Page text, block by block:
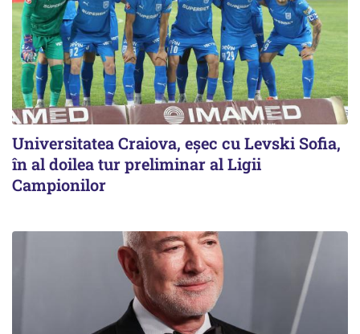
Universitatea Craiova, eșec cu Levski Sofia,
în al doilea tur preliminar al Ligii
Campionilor